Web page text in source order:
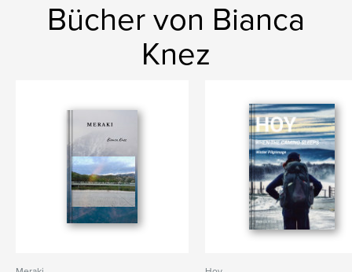
Bücher von Bianca
Knez